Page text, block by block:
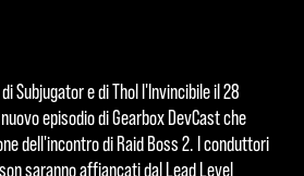
Subjugator e di Thol l'Invincibile il 28
episodio di Gearbox DevCast che
dell'incontro di Raid Boss 2. I conduttori
saranno affiancati dal Lead Level